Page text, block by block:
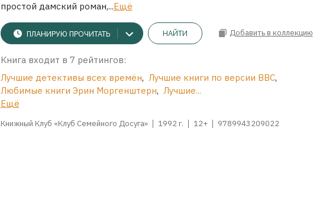
простой дамский роман,...Ещё
ПЛАНИРУЮ ПРОЧИТАТЬ НАЙТИ Добавить в коллекцию
Книга входит в 7 рейтингов:
Лучшие детективы всех времён, Лучшие книги по версии BBC,
Любимые книги Эрин Моргенштерн, Лучшие...
Ещё
Книжный Клуб «Клуб Семейного Досуга» 1992 г. 12+ 9789943209022